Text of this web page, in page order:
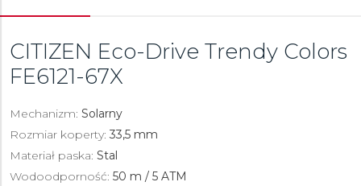
CITIZEN Eco-Drive Trendy Colors
FE6121-67X
Mechanizm: Solarny
Rozmiar koperty: 33,5 mm
Materiał paska: Stal
Wodoodporność: 50 m / 5 ATM